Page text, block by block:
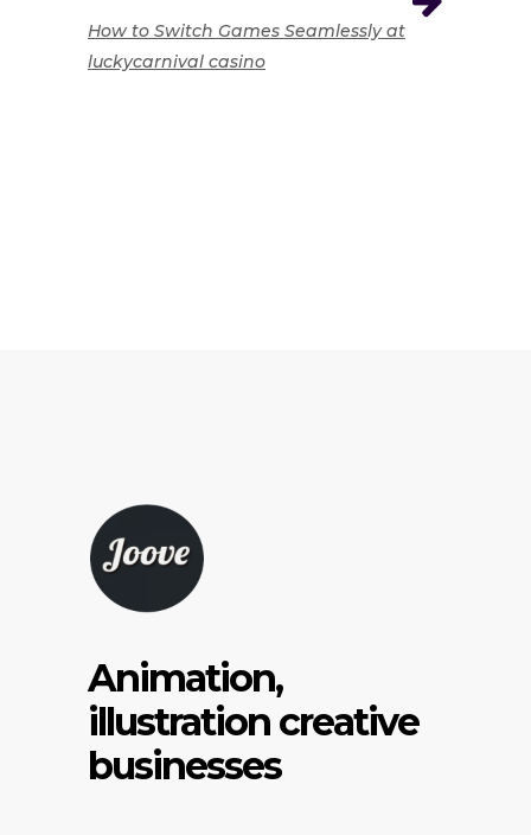
How to Switch Games Seamlessly at
luckycarnival casino
Animation,
illustration creative
businesses